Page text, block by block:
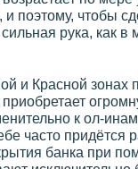
поэтому, чтобы
рука, как в
и Красной зонах
приобретает
к ол-
часто придётся
банка при